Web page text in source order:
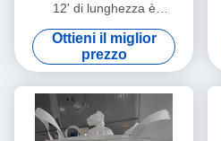
12' di lunghezza è
essenziale per le
applicazioni industriali
Ottieni il miglior
prezzo